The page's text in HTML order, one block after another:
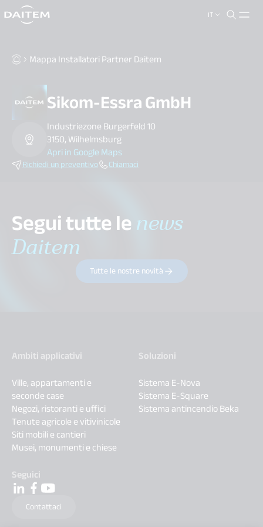
IT
search.label
Mappa Installatori Partner Daitem
Sikom-Essra GmbH
Industriezone Burgerfeld 10
3150, Wilhelmsburg
Apri in Google Maps
Richiedi un preventivo Chiamaci
Segui tutte lenews
Daitem
Tutte le nostre novità
Ambiti applicativi
Ville, appartamenti e
seconde case
Negozi, ristoranti e uffici
Tenute agricole e vitivinicole
Siti mobili e cantieri
Musei, monumenti e chiese
Soluzioni
Sistema E-Nova
Sistema E-Square
Sistema antincendio Beka
Seguici
Contattaci